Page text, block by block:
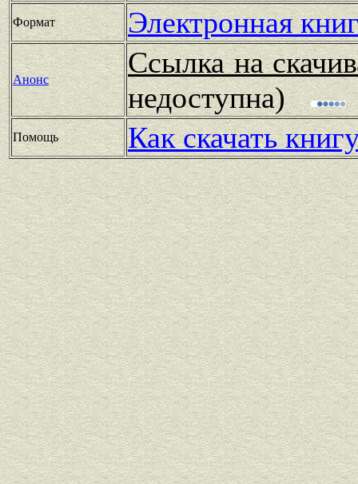
Формат Электронная
Анонс
Ссылка на
недоступна)
Помощь Как скачать